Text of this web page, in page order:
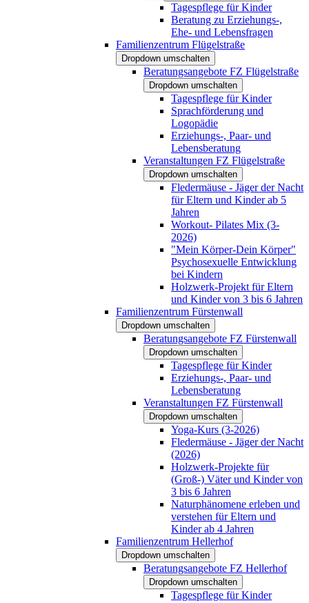
Tagespflege für Kinder
Beratung zu Erziehungs-,
Ehe- und Lebensfragen
Familienzentrum Flügelstraße
Dropdown umschalten
Beratungsangebote FZ Flügelstraße
Dropdown umschalten
Tagespflege für Kinder
Sprachförderung und
Logopädie
Erziehungs-, Paar- und
Lebensberatung
Veranstaltungen FZ Flügelstraße
Dropdown umschalten
Fledermäuse - Jäger der Nacht
für Eltern und Kinder ab 5
Jahren
Workout- Pilates Mix (3-
2026)
"Mein Körper-Dein Körper"
Psychosexuelle Entwicklung
bei Kindern
Holzwerk-Projekt für Eltern
und Kinder von 3 bis 6 Jahren
Familienzentrum Fürstenwall
Dropdown umschalten
Beratungsangebote FZ Fürstenwall
Dropdown umschalten
Tagespflege für Kinder
Erziehungs-, Paar- und
Lebensberatung
Veranstaltungen FZ Fürstenwall
Dropdown umschalten
Yoga-Kurs (3-2026)
Fledermäuse - Jäger der Nacht
(2026)
Holzwerk-Projekte für
(Groß-) Väter und Kinder von
3 bis 6 Jahren
Naturphänomene erleben und
verstehen für Eltern und
Kinder ab 4 Jahren
Familienzentrum Hellerhof
Dropdown umschalten
Beratungsangebote FZ Hellerhof
Dropdown umschalten
Tagespflege für Kinder